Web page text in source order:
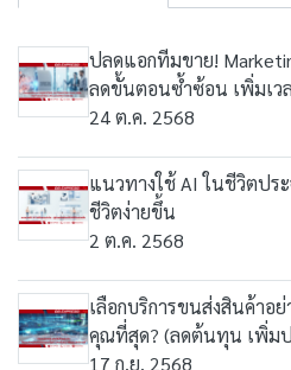
ปลดแอกทีมขาย!
ลดขั้นตอนซ้ำซ้อน เพิ่มเว
24 ต.ค. 2568
แนวทางใช้ AI ในชีวิตปร
ชีวิตง่ายขึ้น
2 ต.ค. 2568
เลือกบริการขนส่งสินค้าอ
คุณที่สุด? (ลดต้นทุน เพิ่ม
17 ก.ย. 2568